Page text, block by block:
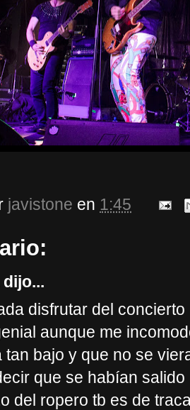
javistone en 1:45
dijo...
disfrutar del
aunque me
tan bajo y que no se
que se habían
del ropero tb es de